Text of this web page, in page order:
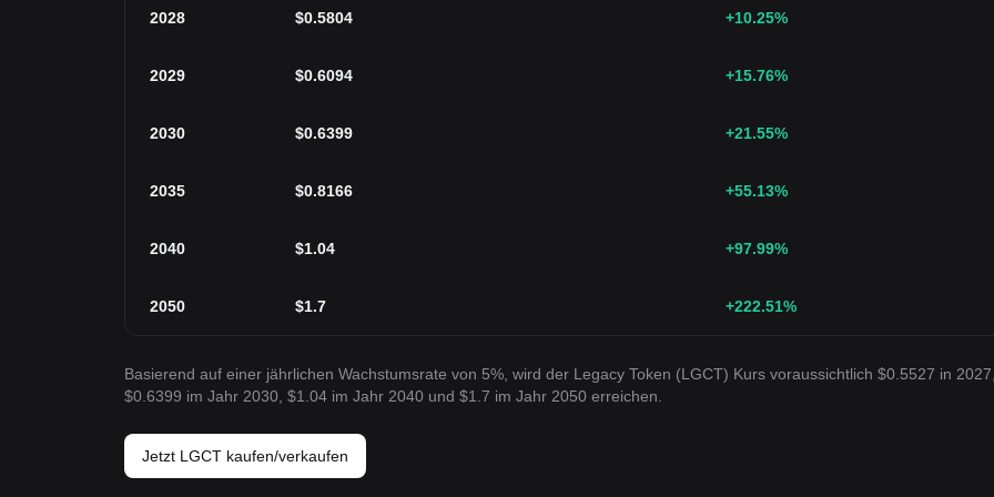
2028 $0.5804 +10.25%
2029 $0.6094 +15.76%
2030 $0.6399 +21.55%
2035 $0.8166 +55.13%
2040 $1.04 +97.99%
2050 $1.7 +222.51%
Basierend auf einer jährlichen Wachstumsrate von 5%, wird der Legacy Token (LGCT) Kurs voraussichtlich $0.5527 in
$0.6399 im Jahr 2030, $1.04 im Jahr 2040 und $1.7 im Jahr 2050 erreichen.
Jetzt LGCT kaufen/verkaufen